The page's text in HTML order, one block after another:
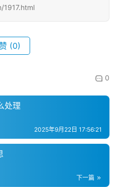
1917.html
(0)
0
处理
2025年9月22日 17:56:21
下一篇